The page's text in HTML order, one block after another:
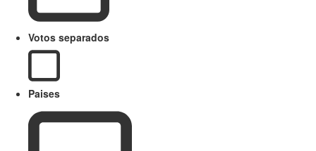
Votos separados
Paises